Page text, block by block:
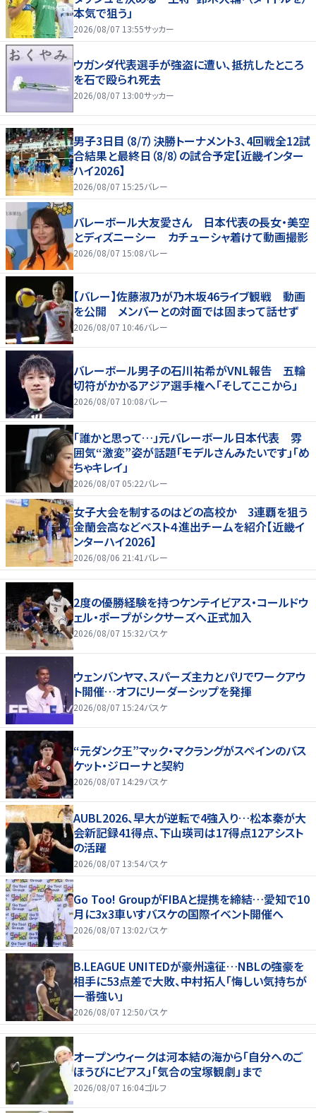
本気で狙う」
2026/08/07 13:55サッカー
ウガンダ代表選手が強盗に遭い、抵抗したところ
を石で殴られ死去
2026/08/07 13:00サッカー
男子3日目（8/7）決勝トーナメント3、4回戦全12試
合結果と最終日（8/8）の試合予定【近畿インター
ハイ2026】
2026/08/07 15:25バレー
バレーボール大友愛さん 日本代表の長女・美空
とディズニーシー カチューシャ着けて動画撮影
2026/08/07 15:08バレー
【バレー】佐藤淑乃が乃木坂46ライブ観戦 動画
を公開 メンバーとの対面では固まって話せず
2026/08/07 10:46バレー
バレーボール男子の石川祐希がVNL報告 五輪
切符がかかるアジア選手権へ「そしてここから」
2026/08/07 10:08バレー
「誰かと思って…」元バレーボール日本代表 雰
囲気“激変”姿が話題「モデルさんみたいです」「め
ちゃキレイ」
2026/08/07 05:22バレー
女子大会を制するのはどの高校か 3連覇を狙う
金蘭会高などベスト４進出チームを紹介【近畿イ
ンターハイ2026】
2026/08/06 21:41 バレー
2度の優勝経験を持つケンテイビアス・コールドウ
ェル・ポープがシクサーズへ正式加入
2026/08/07 15:32バスケ
ウェンバンヤマ、スパーズ主力とパリでワークアウ
ト開催…オフにリーダーシップを発揮
2026/08/07 15:24バスケ
“元ダンク王”マック・マクラングがスペインのバス
ケット・ジローナと契約
2026/08/07 14:29バスケ
AUBL2026、早大が逆転で4強入り…松本秦が大
会新記録41得点、下山瑛司は17得点12アシスト
の活躍
2026/08/07 13:54バスケ
Go Too! GroupがFIBAと提携を締結…愛知で10
月に3x3車いすバスケの国際イベント開催へ
2026/08/07 13:02バスケ
B.LEAGUE UNITEDが豪州遠征…NBLの強豪を
相手に53点差で大敗、中村拓人「悔しい気持ちが
一番強い」
2026/08/07 12:50バスケ
オープンウィークは河本結の海から「自分へのご
ほうびにピアス」「気合の宝塚観劇」まで
2026/08/07 16:04ゴルフ